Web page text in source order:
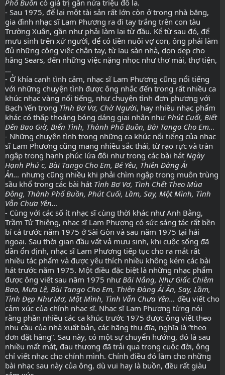
Phố Buồn có giá trị gần nửa triệu đô la.
- Sau 1975, để lại một tài sản rất lớn còn ở trong nhà băng,
gia đình nhạc sĩ Lam Phương ra đi tay trắng trên con tàu
Trường Xuân, gần như phải làm lại từ đầu. Kể từ sau đó, để
mưu sinh trên xứ người, để có tiền nuôi vợ con, ông phải làm
đủ những công việc chân tay, từ lau sàn nhà, dọn dẹp cho
hãng Sears, đến những việc nặng nhọc như thợ mài, thợ tiện,
…
- Ở khía cạnh tình cảm, nhạc sĩ Lam Phương cũng nổi tiếng
với những chuyện tình được ông nhắc đến trong rất nhiều ca
khúc nhạc vàng nổi tiếng, như chuyện tình đơn phương với
Bạch Yến trong Tình Bơ Vơ, Chờ Người, hay nhiều nhạc phẩm
khác có thấp thoáng bóng dáng giai nhân như Phút Cuối, Biết
Đến Bao Giờ, Biển Tình, Thành Phố Buồn, Bài Tango Cho Em…
- Những chuyện tình trong những ca khúc nổi tiếng của nhạc
sĩ Lam Phương cũng mang nhiều sắc thái, từ rạo rực và tràn
ngập trong hạnh phúc lứa đôi như trong các bài hát Ngày
Hạnh Phú c, Bài Tango Cho Em, Bé Yêu, Thiên Đàng Ái
Ân… nhưng cũng nhiều khi phải chìm ngập trong muôn trùng
sầu khổ trong các bài hát Tình Bơ Vơ, Tình Chết Theo Mùa
Đông, Thành Phố Buồn, Phút Cuối, Lầm, Say, Một Mình, Tình
Vẫn Chưa Yên…
- Cùng với các số ít nhạc sĩ cùng thời khác như Anh Bằng,
Trầm Tử Thiêng, nhạc sĩ Lam Phương có sức sáng tác rất bền
bỉ cả trước năm 1975 ở Sài Gòn và sau năm 1975 tại hải
ngoại. Sau thời gian đầu vất vả mưu sinh, khi cuộc sống đã
dần ổn định, nhạc sĩ Lam Phương tiếp tục cho ra mắt rất
nhiều tác phẩm và được yêu thích nhiều không kém các bài
hát trước năm 1975. Một điều đặc biệt là những nhạc phẩm
được ông viết sau năm 1975 như Bãi Nắng, Như Giấc Chiêm
Bao, Mưa Lệ, Bài Tango Cho Em, Thiên Đàng Ái Ân, Say, Lầm,
Tình Đẹp Như Mơ, Một Mình, Tình Vẫn Chưa Yên… đều viết cho
cảm xúc của chính nhạc sĩ. Nhạc sĩ Lam Phương từng nói
rằng phần nhiều các ca khúc trước 1975 được ông viết theo
nhu cầu của nhà xuất bản, các hãng thu đĩa, nghĩa là “theo
đơn đặt hàng”. Sau này, có một sự chuyển hướng, đó là sau
nhiều mất mát, đau thương đã trải qua trong cuộc đời, ông
chỉ viết nhạc cho chính mình. Chính điều đó làm cho những
bài nhạc sau này của ông, dù vui hay là buồn, đều rất giàu